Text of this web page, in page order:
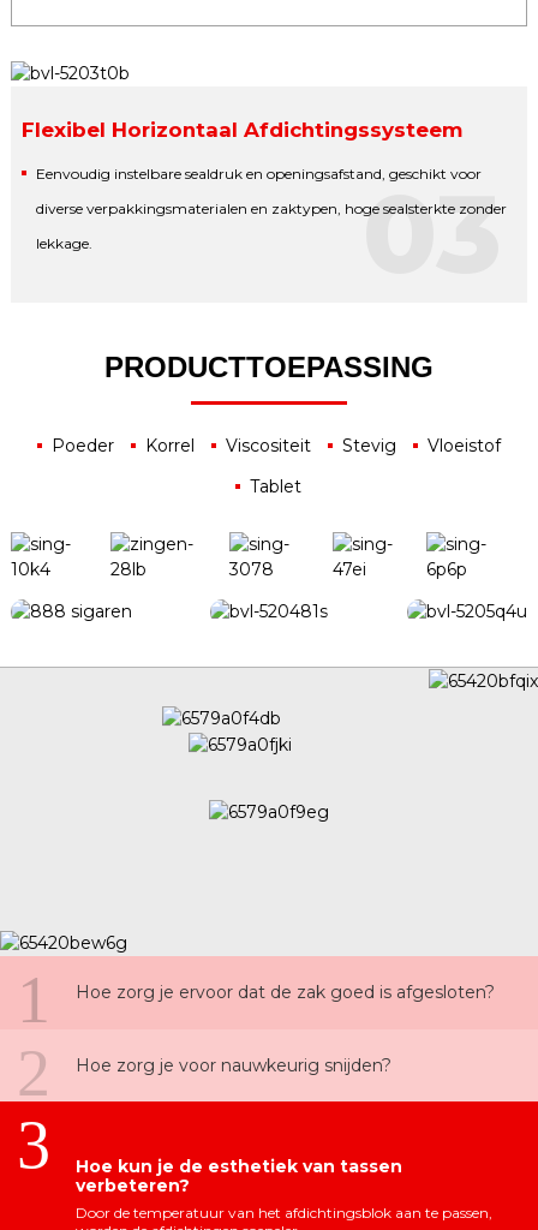
Flexibel Horizontaal Afdichtingssysteem
Eenvoudig instelbare sealdruk en openingsafstand, geschikt voor
diverse verpakkingsmaterialen en zaktypen, hoge sealsterkte zonder
lekkage.
03
PRODUCTTOEPASSING
Poeder Korrel Viscositeit Stevig
Vloeistof
Tablet
1 Hoe zorg je ervoor dat de zak goed is afgesloten?
2 Hoe zorg je voor nauwkeurig snijden?
3
Hoe kun je de esthetiek van tassen
verbeteren?
Door de temperatuur van het afdichtingsblok aan te passen,